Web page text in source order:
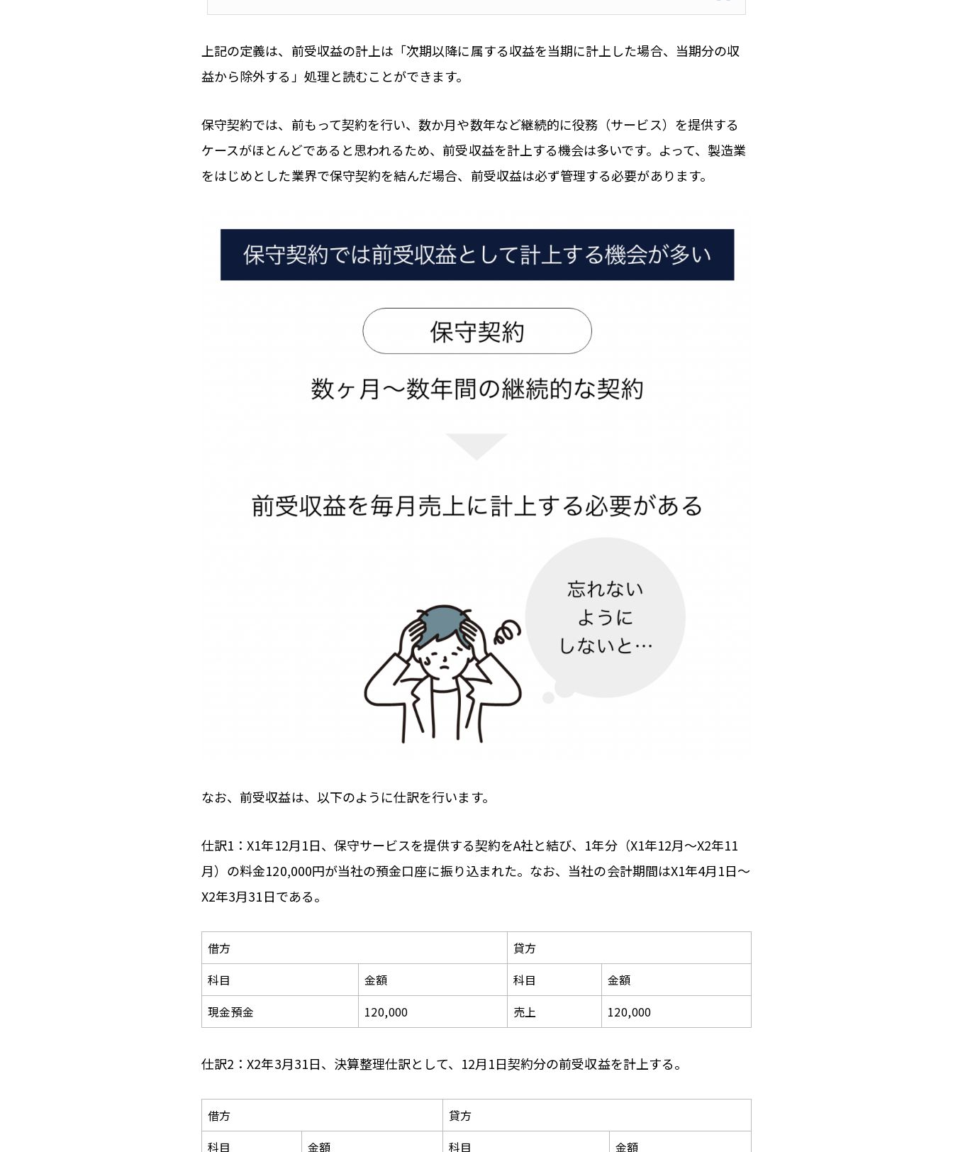
上記の定義は、前受収益の計上は「次期以降に属する収益を当期に計上した場合、当期分の収
益から除外する」処理と読むことができます。
保守契約では、前もって契約を行い、数か月や数年など継続的に役務（サービス）を提供する
ケースがほとんどであると思われるため、前受収益を計上する機会は多いです。よって、製造業
をはじめとした業界で保守契約を結んだ場合、前受収益は必ず管理する必要があります。
なお、前受収益は、以下のように仕訳を行います。
仕訳1：X1年12月1日、保守サービスを提供する契約をA社と結び、1年分（X1年12月～X2年11
月）の料金120,000円が当社の預金口座に振り込まれた。なお、当社の会計期間はX1年4月1日～
X2年3月31日である。
借方
貸方
科目
金額 科目
金額
現金預金
120,000 売上 120,000
仕訳2：X2年3月31日、決算整理仕訳として、12月1日契約分の前受収益を計上する。
借方
貸方
科目
金額 科目 金額